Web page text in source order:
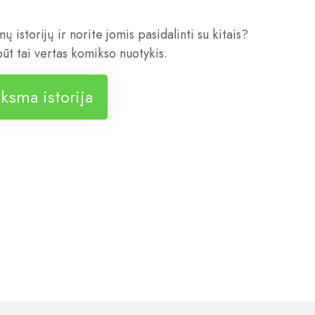
istorijų ir norite jomis pasidalinti su kitais?
tai vertas komikso nuotykis.
istorija